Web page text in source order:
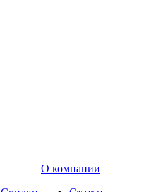
О компании